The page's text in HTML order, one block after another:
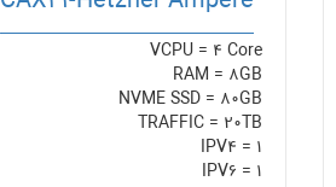
VCPU = 4 Core
RAM = 8GB
NVME SSD = 80GB
TRAFFIC = 20TB
IPV4 = 1
IPV6 = 1